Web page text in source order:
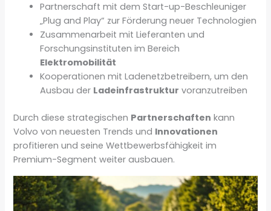
Partnerschaft mit dem Start-up-Beschleuniger
„Plug and Play“ zur Förderung neuer Technologien
Zusammenarbeit mit Lieferanten und
Forschungsinstituten im Bereich
Elektromobilität
Kooperationen mit Ladenetzbetreibern, um den
Ausbau der Ladeinfrastruktur voranzutreiben
Durch diese strategischen Partnerschaften kann
Volvo von neuesten Trends und Innovationen
profitieren und seine Wettbewerbsfähigkeit im
Premium-Segment weiter ausbauen.